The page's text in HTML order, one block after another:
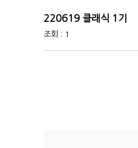
220619 클래식 1기
조회 : 1